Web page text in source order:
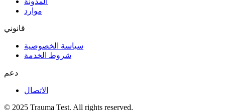
موارد
قانوني
سياسة الخصوصية
شروط الخدمة
دعم
الاتصال
© 2025 Trauma Test. All rights reserved.